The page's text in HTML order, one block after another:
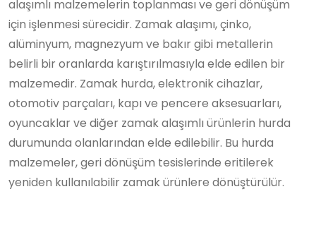
alaşımlı malzemelerin toplanması ve geri dönüşüm
için işlenmesi sürecidir. Zamak alaşımı, çinko,
alüminyum, magnezyum ve bakır gibi metallerin
belirli bir oranlarda karıştırılmasıyla elde edilen bir
malzemedir. Zamak hurda, elektronik cihazlar,
otomotiv parçaları, kapı ve pencere aksesuarları,
oyuncaklar ve diğer zamak alaşımlı ürünlerin hurda
durumunda olanlarından elde edilebilir. Bu hurda
malzemeler, geri dönüşüm tesislerinde eritilerek
yeniden kullanılabilir zamak ürünlere dönüştürülür.